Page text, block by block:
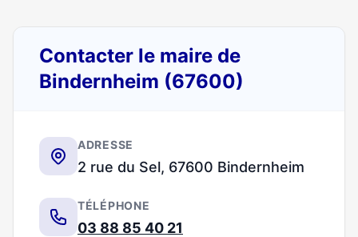
Contacter le maire de
Bindernheim (67600)
ADRESSE
2 rue du Sel, 67600 Bindernheim
TÉLÉPHONE
03 88 85 40 21